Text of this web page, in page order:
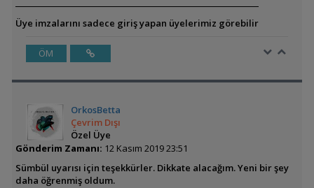
Üye imzalarını sadece giriş yapan üyelerimiz görebilir
ÖM
OrkosBetta
Çevrim Dışı
Özel Üye
Gönderim Zamanı: 12 Kasım 2019 23:51
Sümbül uyarısı için teşekkürler. Dikkate alacağım. Yeni bir şey
daha öğrenmiş oldum.